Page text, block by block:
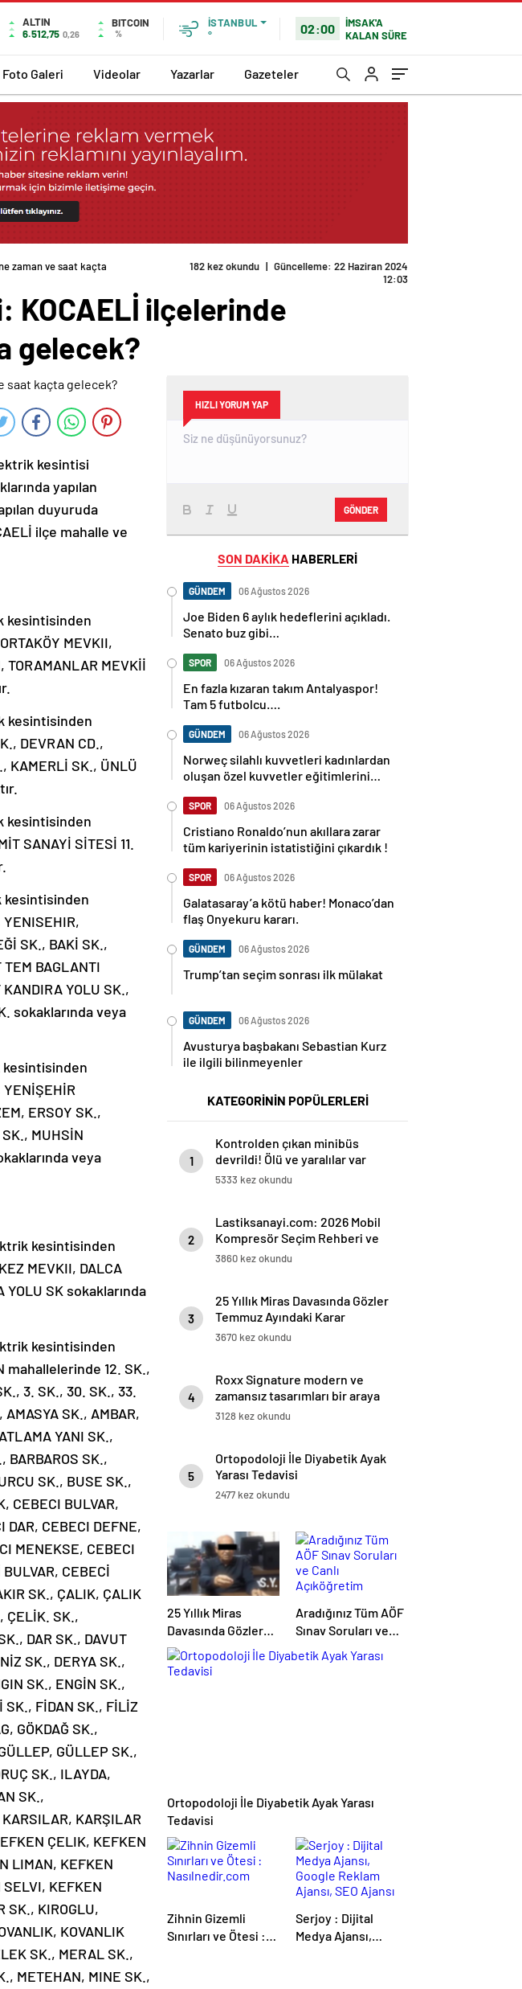
ALTIN
6.512,75 0,26
BITCOIN
%
İSTANBUL
°
02:00
İMSAK'A
KALAN SÜRE
Foto Galeri Videolar Yazarlar Gazeteler
zaman ve saat kaçta
182 kez okundu | Güncelleme: 22 Haziran 2024
12:03
KOCAELİ ilçelerinde
gelecek?
kesintisi
yapılan
duyuruda
ilçe mahalle ve
kesintisinden
MEVKII,
TORAMANLAR MEVKİİ
kesintisinden
DEVRAN CD.,
KAMERLİ SK., ÜNLÜ
kesintisinden
SANAYİ SİTESİ 11.
kesintisinden
SK., BAKİ SK.,
BAGLANTI
YOLU SK.,
sokaklarında veya
kesintisinden
ERSOY SK.,
MUHSİN
veya
kesintisinden
MEVKII, DALCA
YOLU SK sokaklarında
kesintisinden
mahallelerinde 12. SK.,
3. SK., 30. SK., 33.
SK., AMBAR,
YANI SK.,
BARBAROS SK.,
SK., BUSE SK.,
CEBECI BULVAR,
DAR, CEBECI DEFNE,
MENEKSE, CEBECI
CEBECİ
SK., ÇALIK, ÇALIK
ÇELİK. SK.,
DAR SK., DAVUT
SK., DERYA SK.,
SK., ENGİN SK.,
SK., FİDAN SK., FİLİZ
GÖKDAĞ SK.,
GÜLLEP SK.,
SK., ILAYDA,
SK.,
KARŞILAR
ÇELIK, KEFKEN
LIMAN, KEFKEN
KEFKEN
SK., KIROGLU,
KOVANLIK
SK., MERAL SK.,
METEHAN, MINE SK.,
HIZLI YORUM YAP
GÖNDER
SON DAKİKA HABERLERİ
GÜNDEM 06 Ağustos 2026
Joe Biden 6 aylık hedeflerini açıkladı.
Senato buz gibi…
SPOR 06 Ağustos 2026
En fazla kızaran takım Antalyaspor!
Tam 5 futbolcu….
GÜNDEM 06 Ağustos 2026
Norweç silahlı kuvvetleri kadınlardan
oluşan özel kuvvetler eğitimlerini
SPOR 06 Ağustos 2026
Cristiano Ronaldo’nun akıllara zarar
tüm kariyerinin istatistiğini çıkardık !
SPOR 06 Ağustos 2026
Galatasaray’a kötü haber! Monaco’dan
flaş Onyekuru kararı.
GÜNDEM 06 Ağustos 2026
Trump’tan seçim sonrası ilk mülakat
GÜNDEM 06 Ağustos 2026
Avusturya başbakanı Sebastian Kurz
ile ilgili bilinmeyenler
KATEGORİNİN POPÜLERLERİ
1
Kontrolden çıkan minibüs
devrildi! Ölü ve yaralılar var
5333 kez okundu
2
Lastiksanayi.com: 2026 Mobil
Kompresör Seçim Rehberi ve
Verimlilik Analizi
3860 kez okundu
3
25 Yıllık Miras Davasında Gözler
Temmuz Ayındaki Karar
Duruşmasına Çevrildi
3670 kez okundu
4
Roxx Signature modern ve
zamansız tasarımları bir araya
getiriyor
3128 kez okundu
5
Ortopodoloji İle Diyabetik Ayak
Yarası Tedavisi
2477 kez okundu
25 Yıllık Miras
Davasında Gözler
Temmuz Ayındaki
Karar Duruşmasına
Aradığınız Tüm AÖF
Sınav Soruları ve
Canlı Açıköğretim
Forumu Burada
Ortopodoloji İle Diyabetik Ayak Yarası
Tedavisi
Zihnin Gizemli
Sınırları ve Ötesi :
Serjoy : Dijital
Medya Ajansı,